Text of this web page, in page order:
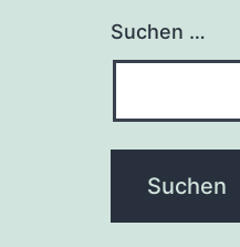
Suchen …